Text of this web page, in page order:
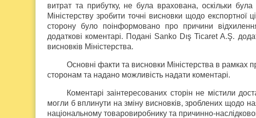
витрат та прибутку, не була врахована, оскільки
Міністерству зробити точні висновки щодо експортної
сторону було поінформовано про причини
додаткові коментарі. Подані Sanko Dış Ticaret A.Ş.
висновків Міністерства.
Основні факти та висновки Міністерства в рамках
сторонам та надано можливість надати коментарі.
Коментарі заінтересованих сторін не містили
могли б вплинути на зміну висновків, зроблених щодо
національному товаровиробнику та причинно-